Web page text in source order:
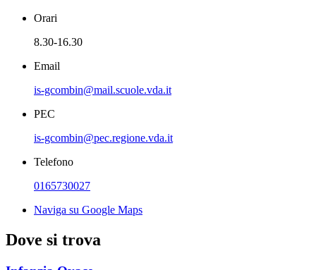
Orari
8.30-16.30
Email
is-gcombin@mail.scuole.vda.it
PEC
is-gcombin@pec.regione.vda.it
Telefono
0165730027
Naviga su Google Maps
Dove si trova